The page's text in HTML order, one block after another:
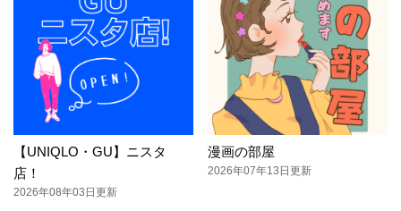
【UNIQLO・GU】ニスタ
店！
2026年08年03日更新
漫画の部屋
2026年07年13日更新